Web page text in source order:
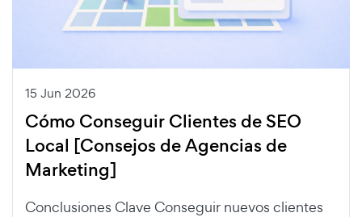
15 Jun 2026
Cómo Conseguir Clientes de SEO
Local [Consejos de Agencias de
Marketing]
Conclusiones Clave Conseguir nuevos clientes